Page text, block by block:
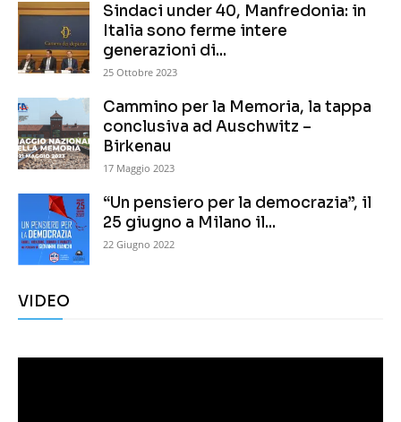
Sindaci under 40, Manfredonia: in
Italia sono ferme intere
generazioni di...
25 Ottobre 2023
Cammino per la Memoria, la tappa
conclusiva ad Auschwitz –
Birkenau
17 Maggio 2023
“Un pensiero per la democrazia”, il
25 giugno a Milano il...
22 Giugno 2022
VIDEO